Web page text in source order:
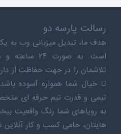
رسالت پارسه دو
هدف ما، تبدیل میزبانی وب به
است. به صورت
تلاشمان را در جهت حفاظت از
تا خیال شما همواره آسوده
تیمی و قدرت تیم حرفه ای
به رویاهای شما رنگ واقعیت
هایتان، حامی کسب و کار آنلاین